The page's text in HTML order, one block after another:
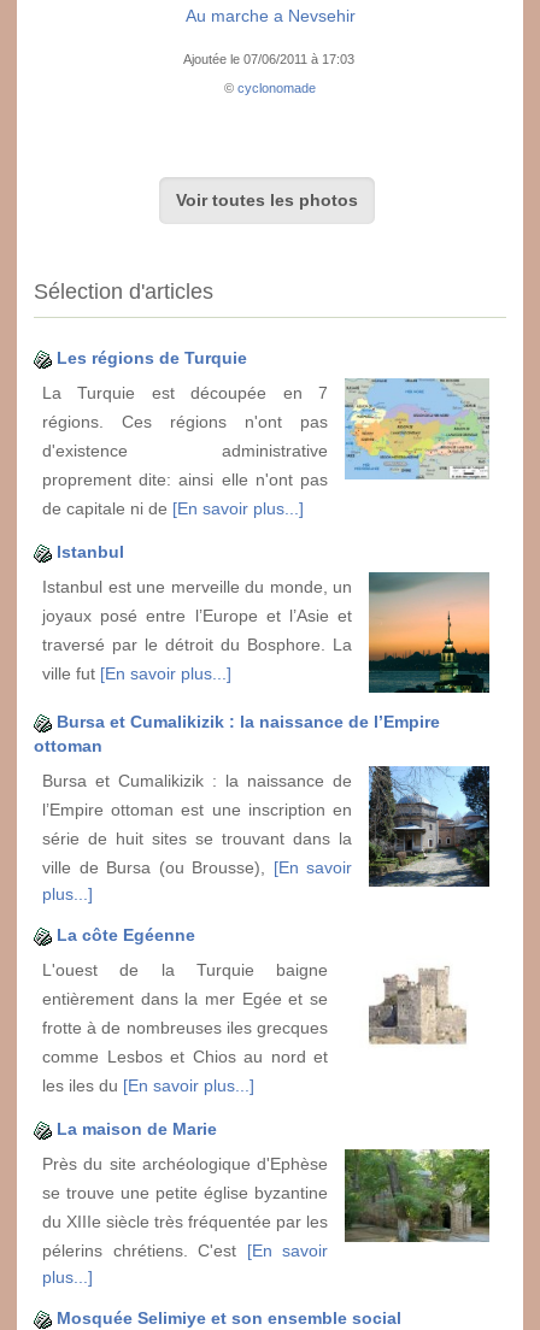
Au marche a Nevsehir
Ajoutée le 07/06/2011 à 17:03
© cyclonomade
Voir toutes les photos
Sélection d'articles
Les régions de Turquie
La Turquie est découpée en 7
régions. Ces régions n'ont pas
d'existence administrative
proprement dite: ainsi elle n'ont pas
de capitale ni de [En savoir plus...]
Istanbul
Istanbul est une merveille du monde, un
joyaux posé entre l’Europe et l’Asie et
traversé par le détroit du Bosphore. La
ville fut [En savoir plus...]
Bursa et Cumalikizik : la naissance de l’Empire
ottoman
Bursa et Cumalikizik : la naissance de
l’Empire ottoman est une inscription en
série de huit sites se trouvant dans la
ville de Bursa (ou Brousse), [En savoir
plus...]
La côte Egéenne
L'ouest de la Turquie baigne
entièrement dans la mer Egée et se
frotte à de nombreuses iles grecques
comme Lesbos et Chios au nord et
les iles du [En savoir plus...]
La maison de Marie
Près du site archéologique d'Ephèse
se trouve une petite église byzantine
du XIIIe siècle très fréquentée par les
pélerins chrétiens. C'est [En savoir
plus...]
Mosquée Selimiye et son ensemble social